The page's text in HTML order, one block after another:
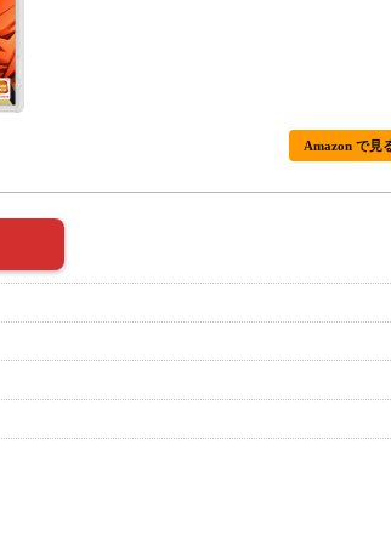
Amazon で見